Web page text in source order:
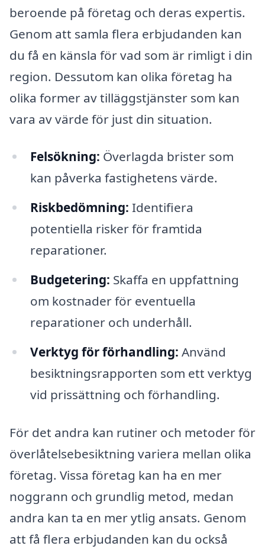
beroende på företag och deras expertis.
Genom att samla flera erbjudanden kan
du få en känsla för vad som är rimligt i din
region. Dessutom kan olika företag ha
olika former av tilläggstjänster som kan
vara av värde för just din situation.
Felsökning: Överlagda brister som
kan påverka fastighetens värde.
Riskbedömning: Identifiera
potentiella risker för framtida
reparationer.
Budgetering: Skaffa en uppfattning
om kostnader för eventuella
reparationer och underhåll.
Verktyg för förhandling: Använd
besiktningsrapporten som ett verktyg
vid prissättning och förhandling.
För det andra kan rutiner och metoder för
överlåtelsebesiktning variera mellan olika
företag. Vissa företag kan ha en mer
noggrann och grundlig metod, medan
andra kan ta en mer ytlig ansats. Genom
att få flera erbjudanden kan du också